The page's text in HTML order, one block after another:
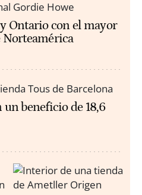
Ontario con el mayor
Norteamérica
beneficio de 18,6